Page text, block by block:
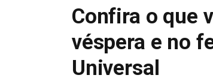
Confira o que
véspera e no
Universal